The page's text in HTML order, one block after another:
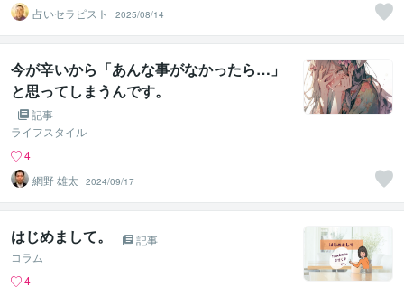
占いセラピスト
2025/08/14
今が辛いから「あんな事がなかったら…」
と思ってしまうんです。
記事
ライフスタイル
4
網野 雄太
2024/09/17
はじめまして。
記事
コラム
4